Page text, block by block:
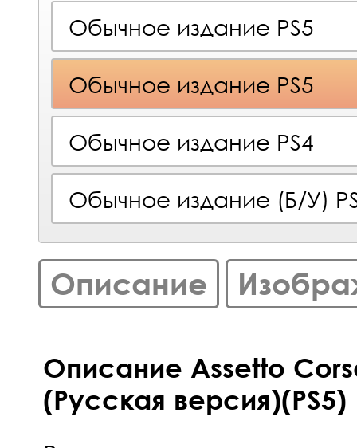
Обычное издание PS5
Обычное издание PS5
Обычное издание PS4
Обычное издание (Б/У)
Описание
Описание Assetto
(Русская версия)(PS5)